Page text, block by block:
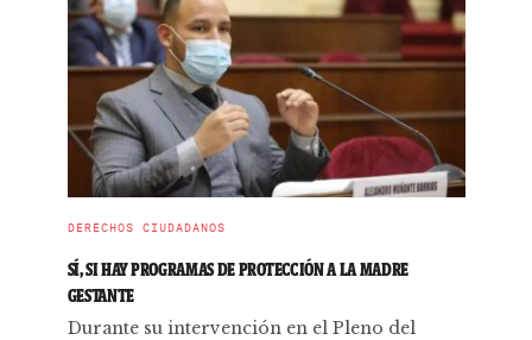
DERECHOS CIUDADANOS
SÍ, SI HAY PROGRAMAS DE PROTECCIÓN A LA MADRE
GESTANTE
Durante su intervención en el Pleno del